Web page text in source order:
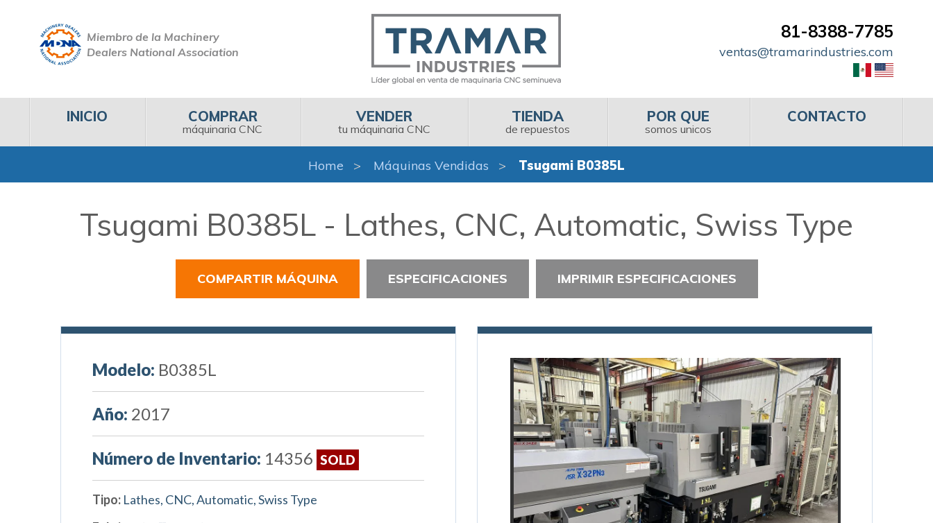
Miembro de la Machinery
Dealers National Association
81-8388-7785
ventas@tramarindustries.com
INICIO COMPRAR
máquinaria CNC
VENDER
tu máquinaria CNC
TIENDA
de repuestos
POR QUE
somos unicos
CONTACTO
Home Máquinas Vendidas Tsugami B0385L
Tsugami B0385L - Lathes, CNC, Automatic, Swiss Type
COMPARTIR MÁQUINA ESPECIFICACIONES IMPRIMIR ESPECIFICACIONES
Modelo: B0385L
Año: 2017
Número de Inventario: 14356 SOLD
Tipo: Lathes, CNC, Automatic, Swiss Type